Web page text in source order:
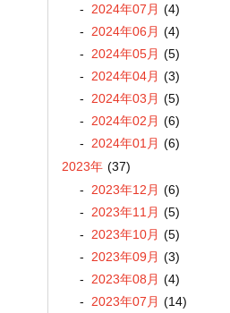
2024年07 月 (4)
2024年06 月 (4)
2024年05月 (5)
2024年04月 (3)
2024年03 月 (5)
2024年02 月 (6)
2024年01 月 (6)
2023年 (37)
2023年12 月 (6)
2023年11 月 (5)
2023年10月 (5)
2023年09 月 (3)
2023年08 月 (4)
2023年07 月 (14)